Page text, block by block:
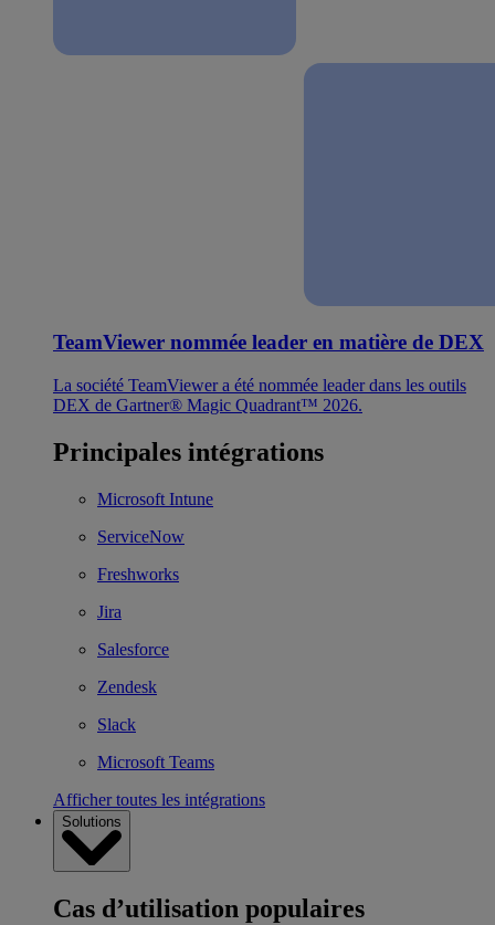
TeamViewer nommée leader en matière de DEX
La société TeamViewer a été nommée leader dans les outils
DEX de Gartner® Magic Quadrant™ 2026.
Principales intégrations
Microsoft Intune
ServiceNow
Freshworks
Jira
Salesforce
Zendesk
Slack
Microsoft Teams
Afficher toutes les intégrations
Solutions
Cas d’utilisation populaires